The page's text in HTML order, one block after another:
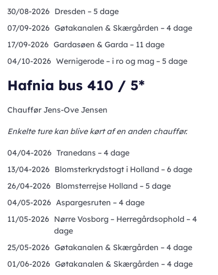
30/08-2026 Dresden – 5 dage
07/09-2026 Gøtakanalen & Skærgården – 4 dage
17/09-2026 Gardasøen & Garda – 11 dage
04/10-2026 Wernigerode – i ro og mag – 5 dage
Hafnia bus 410 / 5*
Chauffør Jens-Ove Jensen
Enkelte ture kan blive kørt af en anden chauffør.
04/04-2026 Tranedans – 4 dage
13/04-2026 Blomsterkrydstogt i Holland – 6 dage
26/04-2026 Blomsterrejse Holland – 5 dage
04/05-2026 Aspargesruten – 4 dage
11/05-2026 Nørre Vosborg – Herregårdsophold – 4
dage
25/05-2026 Gøtakanalen & Skærgården – 4 dage
01/06-2026 Gøtakanalen & Skærgården – 4 dage